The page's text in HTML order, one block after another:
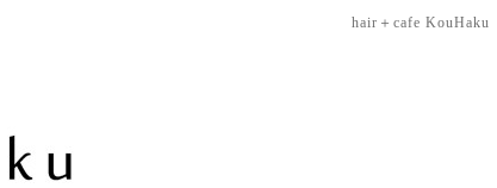
hair＋cafe KouHaku